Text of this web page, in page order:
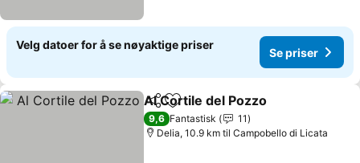
Velg datoer for å se nøyaktige priser
Se priser
Del Legg til i favoritter
Al Cortile del Pozzo
9,6 Fantastisk
11
Delia, 10.9 km til Campobello di Licata